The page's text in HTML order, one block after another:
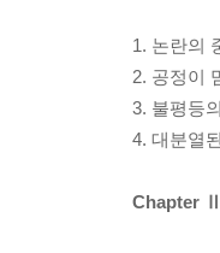
1. 논란의
2. 공정이
3. 불평등
4. 대분열
Chapter